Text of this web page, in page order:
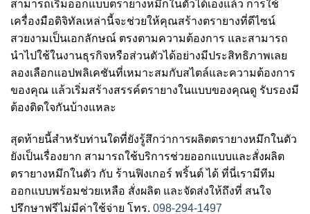
สามารถเริ่มออกแบบตรายางหมึกในตัวได้เองแล้ว การใช้
เครื่องมือดิจิทัลเหล่านี้จะช่วยให้คุณสร้างตรายางที่ดีไซน์
สวยงามเป็นเอกลักษณ์ ตรงตามความต้องการ และสามารถ
นำไปใช้ในงานธุรกิจหรือส่วนตัวได้อย่างมีประสิทธิภาพเลย
ลองเลือกแอปพลิเคชันที่เหมาะสมกับสไตล์และความต้องการ
ของคุณ แล้วเริ่มสร้างสรรค์ตรายางในแบบของคุณดู รับรองมี
ต้องติดใจกันบ้างแหละ
สุดท้ายนี้สำหรับท่านใดที่ยังรู้สึกว่าการผลิตตรายางหมึกในตัว
ยังเป็นเรื่องยาก สามารถใช้บริการช่วยออกแบบและสั่งผลิต
ตรายางหมึกในตัว กับ ร้านฟิงเกอร์ พริ้นต์ ได้ ที่นี่เรามีทีม
ออกแบบพร้อมช่วยเหลือ สั่งผลิต และจัดส่งให้ถึงที่ สนใจ
ปรึกษาฟรีไม่มีค่าใช้จ่าย โทร. 098-294-1497